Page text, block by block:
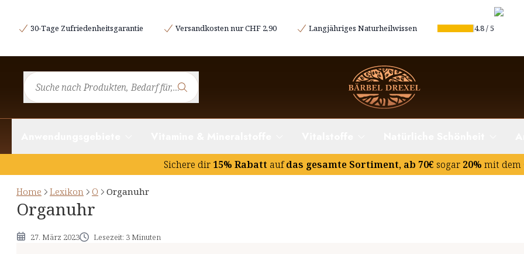
30-Tage Zufriedenheitsgarantie Versandkosten nur CHF 2,90 Langjähriges Naturheilwissen 4.8/5
Sichere dir 15% Rabatt aufdas gesamte Sortiment, ab 70€ sogar 20% mit dem
Home Lexikon O Organuhr
Organuhr
27. März 2023 Lesezeit: 3 Minuten
Was ist die Organuhr?